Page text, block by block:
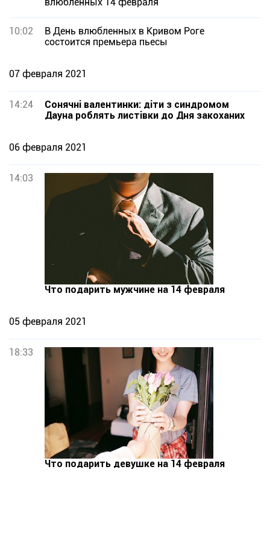
10:02
В День влюбленных в Кривом Роге
состоится премьера пьесы
07 февраля 2021
14:24
Сонячні валентинки: діти з синдромом
Дауна роблять листівки до Дня закоханих
06 февраля 2021
14:03
Что подарить мужчине на 14 февраля
05 февраля 2021
18:33
Что подарить девушке на 14 февраля